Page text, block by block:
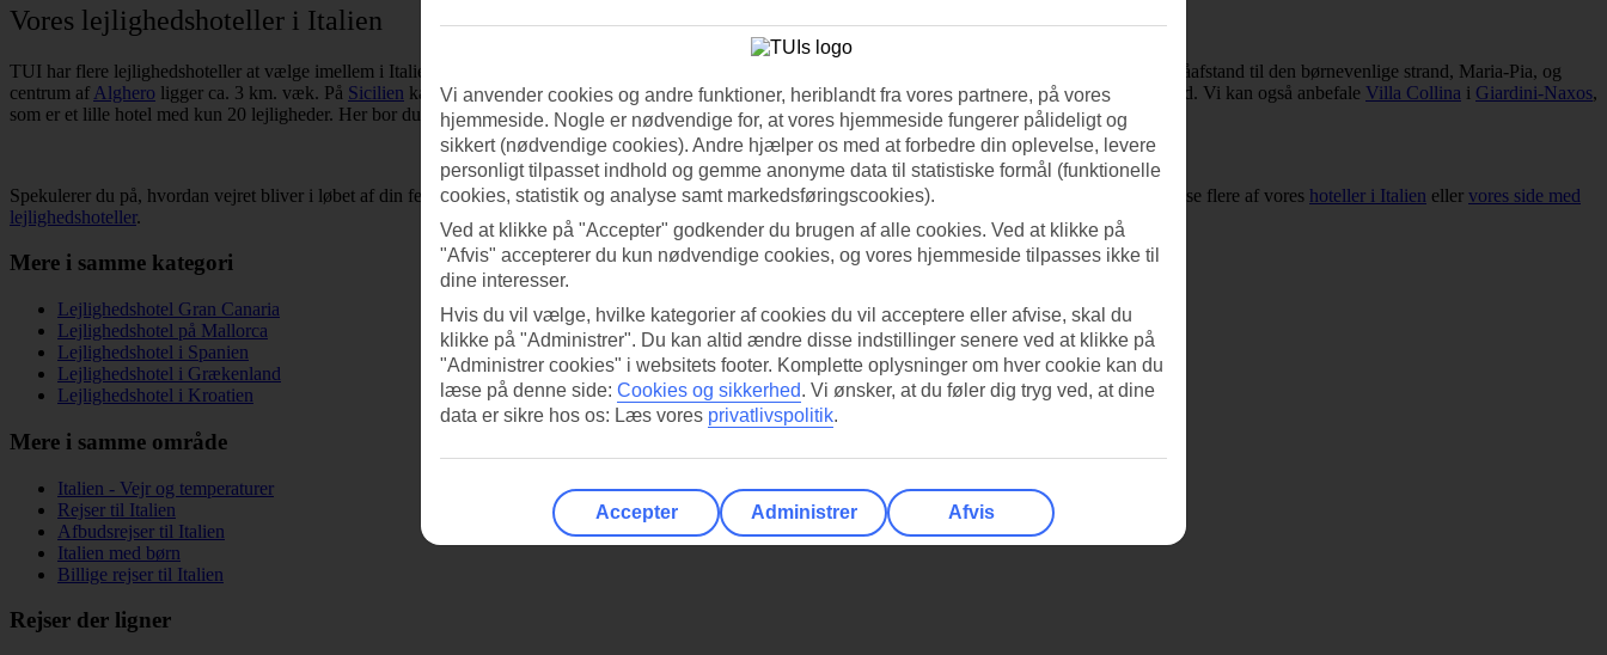
Vores lejlighedshoteller i Italien
TUI har flere lejlighedshoteller at vælge imellem i Italien. Vi kan blandt andre anbefale
. Her er du i gåafstand til den børnevenlige strand, Maria-Pia, og
centrum af Alghero ligger ca. 3 km. væk. På Sicilien kan vi anbefale det familievenligeTime to Smile Villa Giardini. Her bor du tæt på den fineNaxos -strand. Vi kan også anbefale Villa Collina i Giardini-Naxos,
som er et lille hotel med kun 20 lejligheder. Her bor du i den øvre del af et villakvarter, og i gåafstand til byens to strande.
Spekulerer du på, hvordan vejret bliver i løbet af din ferie? Så tag et kig på vores side omvejret i Italien. Hvis du vil have et større udvalg af , kan du se flere af vores hoteller i Italien eller vores side med
lejlighedshoteller.
Mere i samme kategori
Lejlighedshotel Gran Canaria
Lejlighedshotel på Mallorca
Lejlighedshotel i Spanien
Lejlighedshotel i Grækenland
Lejlighedshotel i Kroatien
Mere i samme område
Italien - Vejr og temperaturer
Rejser til Italien
Afbudsrejser til Italien
Italien med børn
Billige rejser til Italien
Rejser der ligner
Vi anvender cookies og andre funktioner, heriblandt fra vores partnere, på vores
hjemmeside. Nogle er nødvendige for, at vores hjemmeside fungerer pålideligt og
sikkert (nødvendige cookies). Andre hjælper os med at forbedre din oplevelse, levere
personligt tilpasset indhold og gemme anonyme data til statistiske formål (funktionelle
cookies, statistik og analyse samt markedsføringscookies).
Ved at klikke på "Accepter" godkender du brugen af alle cookies. Ved at klikke på
"Afvis" accepterer du kun nødvendige cookies, og vores hjemmeside tilpasses ikke til
dine interesser.
Hvis du vil vælge, hvilke kategorier af cookies du vil acceptere eller afvise, skal du
klikke på "Administrer". Du kan altid ændre disse indstillinger senere ved at klikke på
"Administrer cookies" i websitets footer. Komplette oplysninger om hver cookie kan du
læse på denne side: Cookies og sikkerhed. Vi ønsker, at du føler dig tryg ved, at dine
data er sikre hos os: Læs vores privatlivspolitik.
Accepter Administrer Afvis